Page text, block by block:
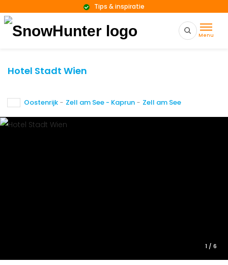
Menu
Tips & inspiratie
Hotel Stadt Wien
Oostenrijk - Zell am See - Kaprun - Zell am See
1 / 6